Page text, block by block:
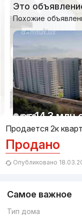
Это
Похожие
от14.3 млн
Сдача 4кв 2027
ЖК «Mezon
Продается 2к
Продано
Опубликовано
Самое важное
Тип дома